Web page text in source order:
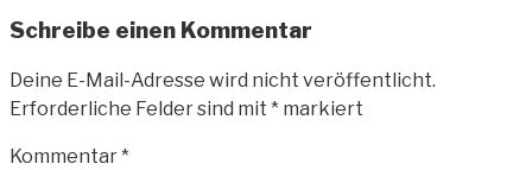
Schreibe einen Kommentar
Deine E-Mail-Adresse wird nicht veröffentlicht.
Erforderliche Felder sind mit * markiert
Kommentar*